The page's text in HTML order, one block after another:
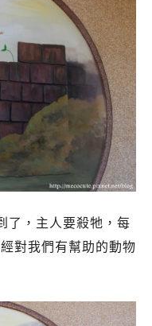
了，主人要殺牠，每
對我們有幫助的動物